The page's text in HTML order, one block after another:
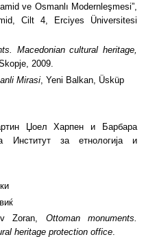
ve Osmanlı Modernleşmesi”,
Cilt 4, Erciyes Üniversitesi
Macedonian cultural heritage,
2009.
Mirasi, Yeni Balkan, Üsküp
Џоел Харпен и Барбара
Институт за етнологија и
Zoran, Ottoman monuments.
heritage protection office.